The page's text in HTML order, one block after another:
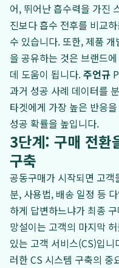
어, 뛰어난 흡수력을 가진
진보다 흡수 전후를 비교
수 있습니다. 또한, 제품
을 공유하는 것은 브랜드
데 도움이 됩니다.주언규
과거 성공 사례 데이터를
타겟에게 가장 높은 반응
성공 확률을 높입니다.
3단계: 구매 전환
구축
공동구매가 시작되면 고
분, 사용법, 배송 일정 등
하게 답변하느냐가 최종
망설이는 고객의 마지막
있는 고객 서비스(CS)입니
러한 CS 시스템 구축의 중